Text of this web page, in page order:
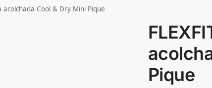
acolchada Cool & Dry Mini Pique
Pique